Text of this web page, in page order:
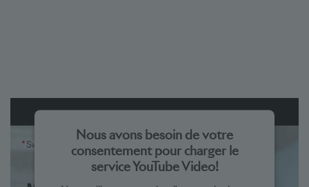
Nous avons besoin de votre
consentement pour charger le
service YouTube Video!